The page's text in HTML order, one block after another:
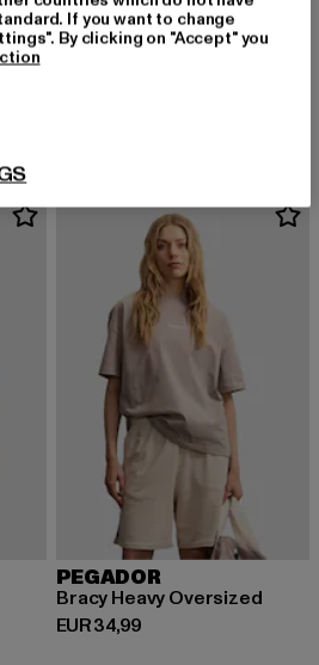
PEGADOR
Bracy Heavy Oversized
EUR 34,99
Derzeitiger Preis: EUR 34,99
If you want to change
By clicking on "Accept" you